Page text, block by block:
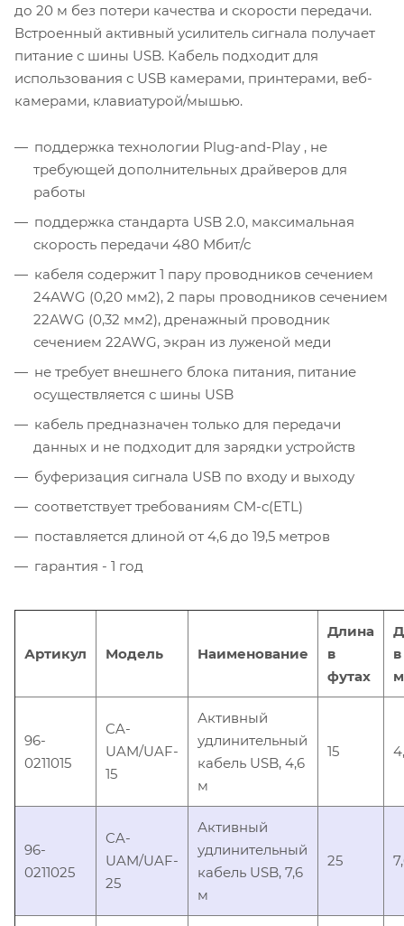
до 20 м без потери качества и скорости передачи.
Встроенный активный усилитель сигнала получает
питание с шины USB. Кабель подходит для
использования с USB камерами, принтерами, веб-
камерами, клавиатурой/мышью.
поддержка технологии Plug-and-Play , не
требующей дополнительных драйверов для
работы
поддержка стандарта USB 2.0, максимальная
скорость передачи 480 Мбит/с
кабеля содержит 1 пару проводников сечением
24AWG (0,20 мм2), 2 пары проводников сечением
22AWG (0,32 мм2), дренажный проводник
сечением 22AWG, экран из луженой меди
не требует внешнего блока питания, питание
осуществляется с шины USB
кабель предназначен только для передачи
данных и не подходит для зарядки устройств
буферизация сигнала USB по входу и выходу
соответствует требованиям CM-c(ETL)
поставляется длиной от 4,6 до 19,5 метров
гарантия - 1 год
Артикул Модель Наименование
Длина
в
футах
в
96-
0211015
CA-
UAM/UAF-
15
Активный
удлинительный
кабель USB, 4,6
м
15
96-
0211025
CA-
UAM/UAF-
25
Активный
удлинительный
кабель USB, 7,6
м
25